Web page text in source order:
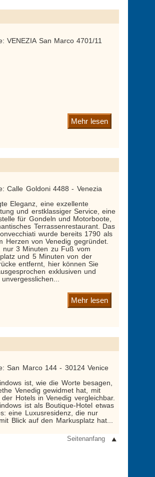
VENEZIA San Marco 4701/11
Mehr lesen
Calle Goldoni 4488 - Venezia
Eleganz, eine exzellente
und erstklassiger Service, eine
für Gondeln und Motorboote,
Terrassenrestaurant. Das
wurde bereits 1790 als
Herzen von Venedig gegründet.
nur 3 Minuten zu Fuß vom
und 5 Minuten von der
entfernt, hier können Sie
exklusiven und
unvergesslichen...
Mehr lesen
San Marco 144 - 30124 Venice
ist, wie die Worte besagen,
Venedig gewidmet hat, mit
der Hotels in Venedig vergleichbar.
ist als Boutique-Hotel etwas
eine Luxusresidenz, die nur
Blick auf den Markusplatz hat...
Seitenanfang